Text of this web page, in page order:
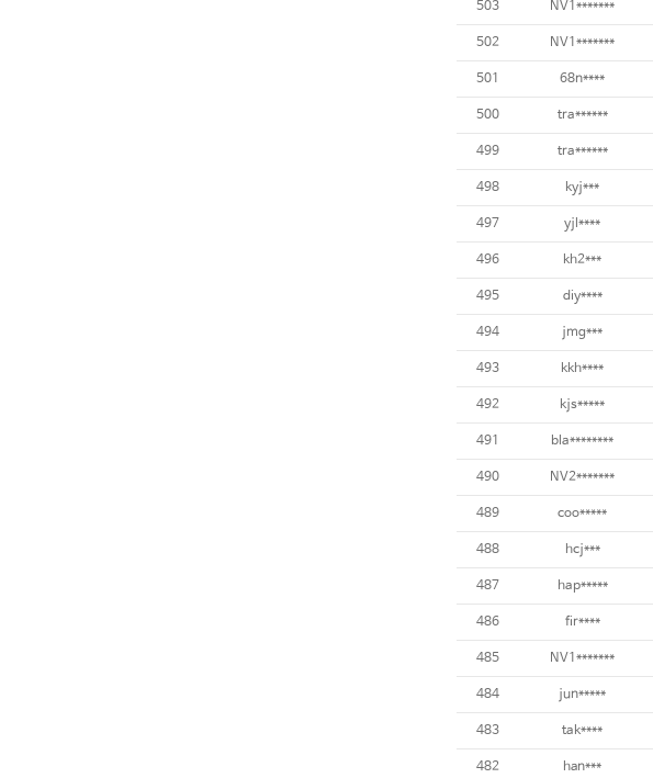
503 NV1*******
502 NV1*******
501 68n****
500 tra******
499 tra******
498 kyj***
497 yjl****
496 kh2***
495 diy****
494 jmg***
493 kkh****
492 kjs*****
491 bla********
490 NV2*******
489 coo*****
488 hcj***
487 hap*****
486 fir****
485 NV1*******
484 jun*****
483 tak****
482 han***